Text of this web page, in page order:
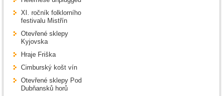
XI. ročník folklorního
festivalu Mistřín
Otevřené sklepy
Kyjovska
Hraje Friška
Cimburský košt vín
Otevřené sklepy Pod
Dubňansků horů